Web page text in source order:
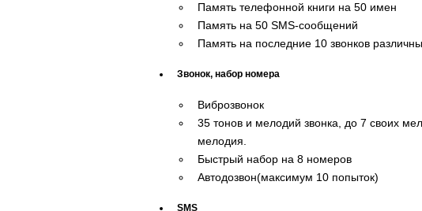
Память телефонной книги на 50 имен
Память на 50 SMS-сообщений
Память на последние 10 звонков
Звонок, набор номера
Виброзвонок
35 тонов и мелодий звонка, до 7 своих
мелодия.
Быстрый набор на 8 номеров
Автодозвон(максимум 10 попыток)
SMS